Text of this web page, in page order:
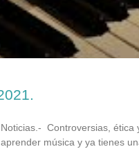
Controversias, ética
música y ya tienes